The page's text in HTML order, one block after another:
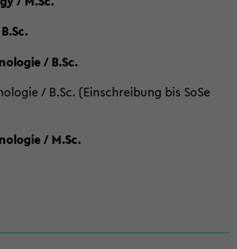
/ B.Sc.
/ B.Sc. (Einschreibung bis SoSe
/ M.Sc.